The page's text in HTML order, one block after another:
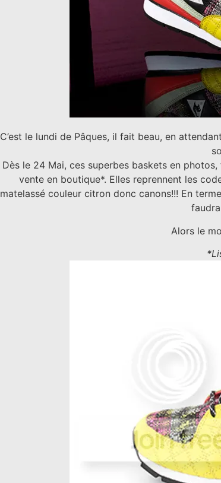
C’est le lundi de Pâques, il fait beau, en
Dès le 24 Mai, ces superbes baskets en
vente en boutique*. Elles reprennent les
matelassé couleur citron donc canons!!! En
Alors le